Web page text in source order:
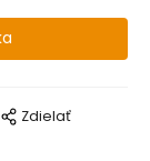
Zdielať